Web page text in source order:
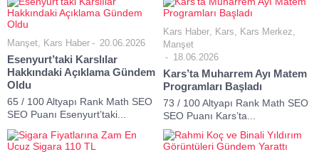
Manşet, Kars Haber 20.06.2026
Esenyurt’taki Karslılar
Hakkındaki Açıklama Gündem
Oldu
65 / 100 Altyapı Rank Math SEO
SEO Puanı Esenyurt’taki...
Kars Haber, Kars, Kars Merkez,
Manşet
18.06.2026
Kars’ta Muharrem Ayı Matem
Programları Başladı
73 / 100 Altyapı Rank Math SEO
SEO Puanı Kars’ta...